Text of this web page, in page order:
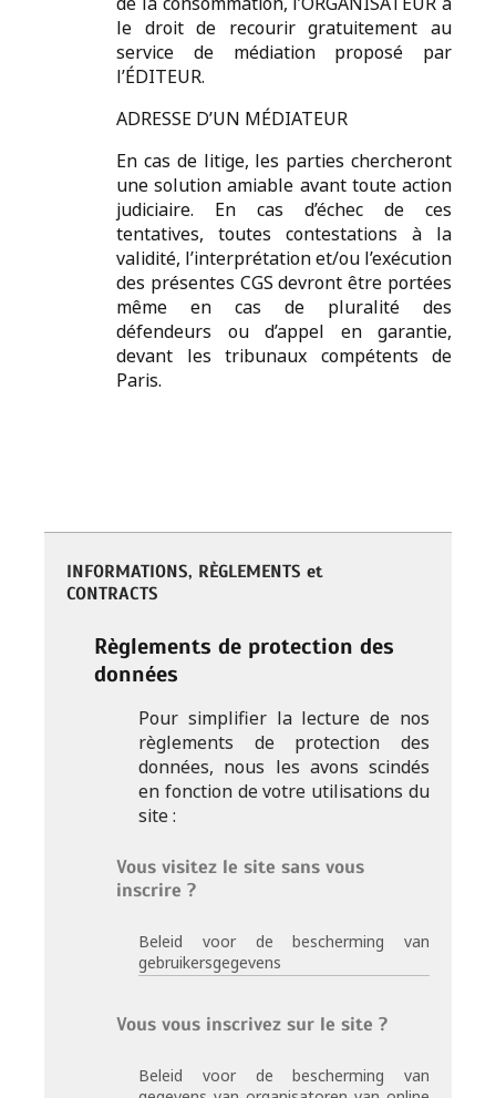
le droit de recourir gratuitement au
service de médiation proposé par
l’ÉDITEUR.
ADRESSE D’UN MÉDIATEUR
En cas de litige, les parties chercheront
une solution amiable avant toute action
judiciaire. En cas d’échec de ces
tentatives, toutes contestations à la
validité, l’interprétation et/ou l’exécution
des présentes CGS devront être portées
même en cas de pluralité des
défendeurs ou d’appel en garantie,
devant les tribunaux compétents de
Paris.
INFORMATIONS, RÈGLEMENTS et
CONTRACTS
Règlements de protection des
données
Pour simplifier la lecture de nos
règlements de protection des
données, nous les avons scindés
en fonction de votre utilisations du
site :
Vous visitez le site sans vous
inscrire ?
Beleid voor de bescherming van
gebruikersgegevens
Vous vous inscrivez sur le site ?
Beleid voor de bescherming van